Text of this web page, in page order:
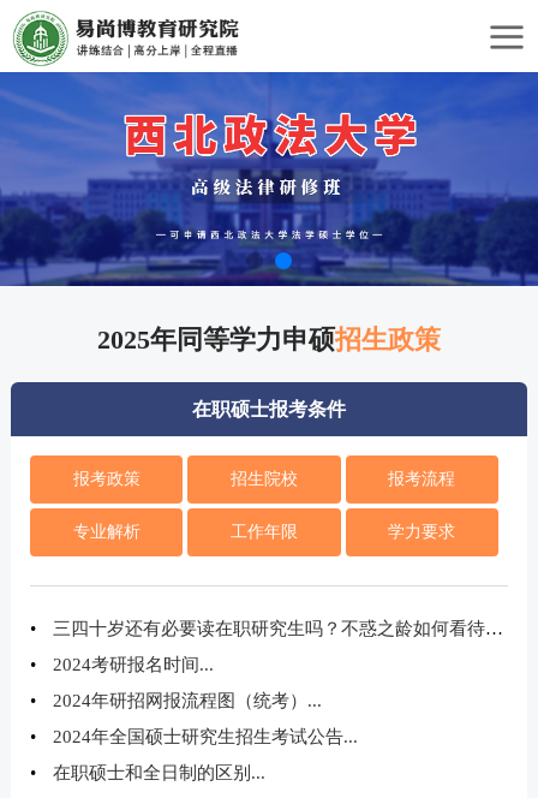
2025年同等学力申硕招生政策
在职硕士报考条件
报考政策 招生院校 报考流程
专业解析 工作年限 学力要求
•
三四十岁还有必要读在职研究生吗？不惑之龄如何看待再学习？...
•
2024考研报名时间...
•
2024年研招网报流程图（统考）...
•
2024年全国硕士研究生招生考试公告...
•
在职硕士和全日制的区别...